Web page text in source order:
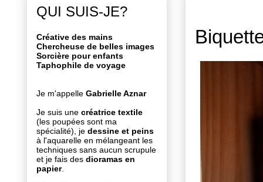
QUI SUIS-JE?
Créative des mains
Chercheuse de belles images
Sorcière pour enfants
Taphophile de voyage
Je m'appelle Gabrielle Aznar
Je suis une créatrice textile
(les poupées sont ma
spécialité), je dessine et peins
à l'aquarelle en mélangeant les
techniques sans aucun scrupule
et je fais des dioramas en
papier.